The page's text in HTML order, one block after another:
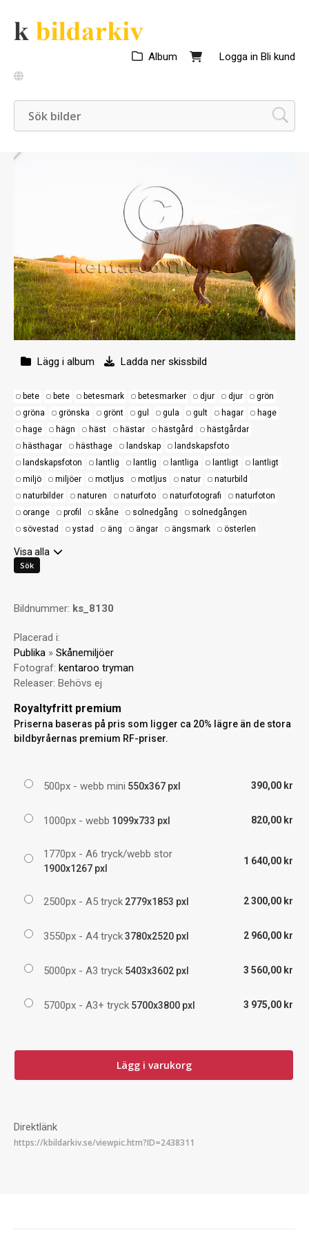
Logga in Bli kund
Album
Lägg i album Ladda ner skissbild
bete bete betesmark betesmarker djur djur
grön
gröna
grönska grönt gul gula gult hagar
hage
hage
hägn häst hästar hästgård
hästgårdar
hästhagar
hästhage landskap
landskapsfoto
landskapsfoton
lantlig lantlig lantliga lantligt
lantligt
miljö
miljöer motljus motljus natur
naturbild
naturbilder
naturen naturfoto naturfotografi
naturfoton
orange
profil skåne solnedgång
solnedgången
sövestad
ystad äng ängar ängsmark österlen
Visa alla
Bildnummer: ks_8130
Placerad i:
Publika » Skånemiljöer
Fotograf: kentaroo tryman
Releaser: Behövs ej
Royaltyfritt premium
Priserna baseras på pris som ligger ca 20% lägre än de stora
bildbyråernas premium RF-priser.
500px - webb mini 550x367 pxl 390,00 kr
1000px - webb 1099x733 pxl 820,00 kr
1770px - A6 tryck/webb stor
1900x1267 pxl
1 640,00 kr
2500px - A5 tryck 2779x1853 pxl 2 300,00 kr
3550px - A4 tryck3780x2520 pxl 2 960,00 kr
5000px - A3 tryck 5403x3602 pxl 3 560,00 kr
5700px - A3+ tryck 5700x3800 pxl 3 975,00 kr
Lägg i varukorg
Direktlänk